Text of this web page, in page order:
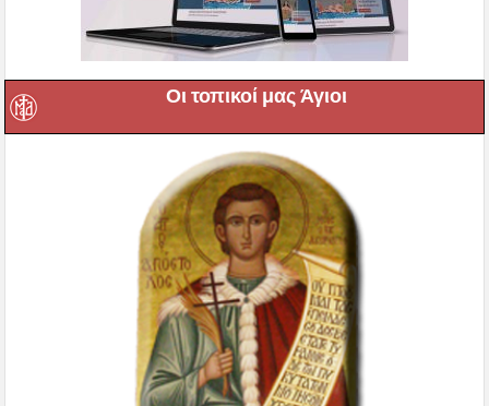
Οι τοπικοί μας Άγιοι